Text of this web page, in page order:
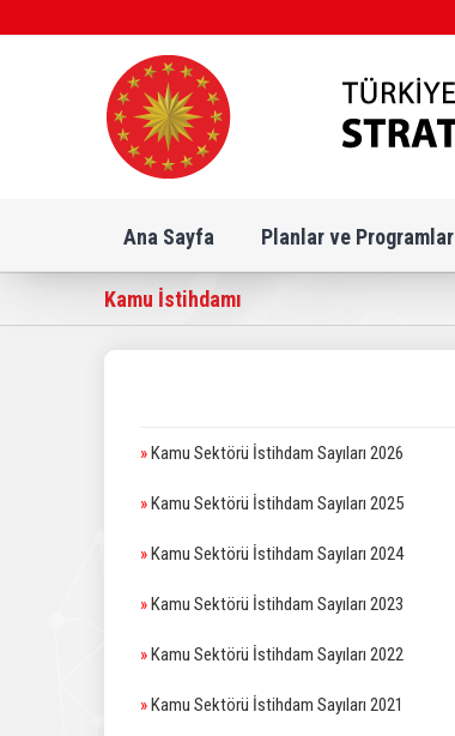
to
Ana Sayfa Planlar ve Programlar
Kamu İstihdamı
»Kamu Sektörü İstihdam Sayıları 2026
»Kamu Sektörü İstihdam Sayıları 2025
»Kamu Sektörü İstihdam Sayıları 2024
»Kamu Sektörü İstihdam Sayıları 2023
»Kamu Sektörü İstihdam Sayıları 2022
»Kamu Sektörü İstihdam Sayıları 2021